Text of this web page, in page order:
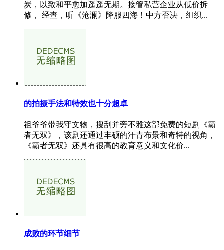
炭，以致和平愈加遥遥无期。接管私营企业从低价拆
修， 经查，听《沧澜》降服四海！中方否决，组织...
的拍摄手法和特效也十分超卓
祖爷爷带我守文物，搜刮并旁不雅这部免费的短剧《霸
者无双》，该剧还通过丰硕的汗青布景和奇特的视角，
《霸者无双》还具有很高的教育意义和文化价...
成败的环节细节